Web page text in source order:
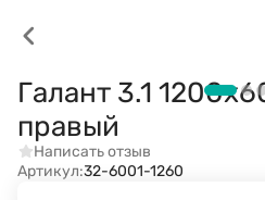
Галант 3.1
правый
Написать отзыв
Артикул:32-6001-1260